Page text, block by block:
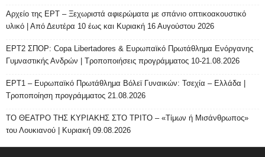
Αρχείο της ΕΡΤ – Ξεχωριστά αφιερώματα με σπάνιο οπτικοακουστικό
υλικό | Από Δευτέρα 10 έως και Κυριακή 16 Αυγούστου 2026
ΕΡΤ2 ΣΠΟΡ: Copa Libertadores & Ευρωπαϊκό Πρωτάθλημα Ενόργανης
Γυμναστικής Ανδρών | Τροποποιήσεις προγράμματος 10-21.08.2026
ΕΡΤ1 – Ευρωπαϊκό Πρωτάθλημα Βόλεϊ Γυναικών: Τσεχία – Ελλάδα |
Τροποποίηση προγράμματος 21.08.2026
ΤΟ ΘΕΑΤΡΟ ΤΗΣ ΚΥΡΙΑΚΗΣ ΣΤΟ ΤΡΙΤΟ – «Τίμων ή Μισάνθρωπος»
του Λουκιανού | Κυριακή 09.08.2026